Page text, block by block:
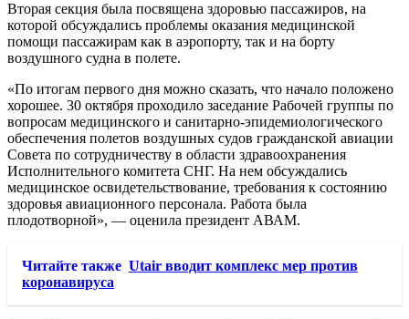
Вторая секция была посвящена здоровью пассажиров, на
которой обсуждались проблемы оказания медицинской
помощи пассажирам как в аэропорту, так и на борту
воздушного судна в полете.
«По итогам первого дня можно сказать, что начало положено
хорошее. 30 октября проходило заседание Рабочей группы по
вопросам медицинского и санитарно-эпидемиологического
обеспечения полетов воздушных судов гражданской авиации
Совета по сотрудничеству в области здравоохранения
Исполнительного комитета СНГ. На нем обсуждались
медицинское освидетельствование, требования к состоянию
здоровья авиационного персонала. Работа была
плодотворной», — оценила президент АВАМ.
Читайте также Utair вводит комплекс мер против
коронавируса